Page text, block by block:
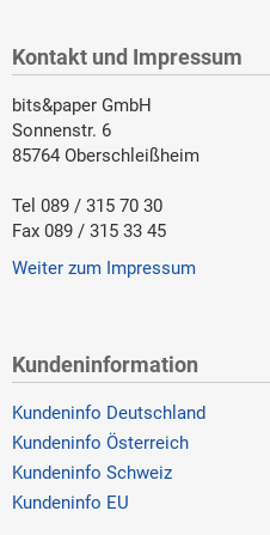
Kontakt und Impressum
bits&paper GmbH
Sonnenstr. 6
85764 Oberschleißheim
Tel 089 / 315 70 30
Fax 089 / 315 33 45
Weiter zum Impressum
Kundeninformation
Kundeninfo Deutschland
Kundeninfo Österreich
Kundeninfo Schweiz
Kundeninfo EU